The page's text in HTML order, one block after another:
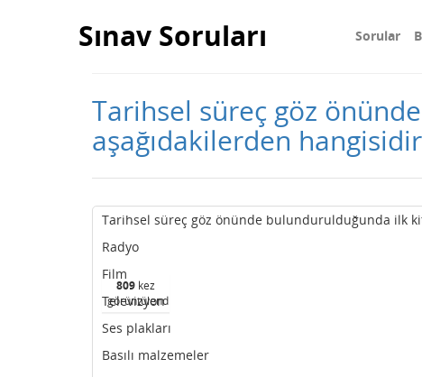
Sınav Soruları Sorular
Tarihsel süreç göz
aşağıdakilerden
809 kez
görüntülendi
Tarihsel süreç göz önünde bulundurulduğunda ilk
Radyo
Film
Televizyon
Ses plakları
Basılı malzemeler